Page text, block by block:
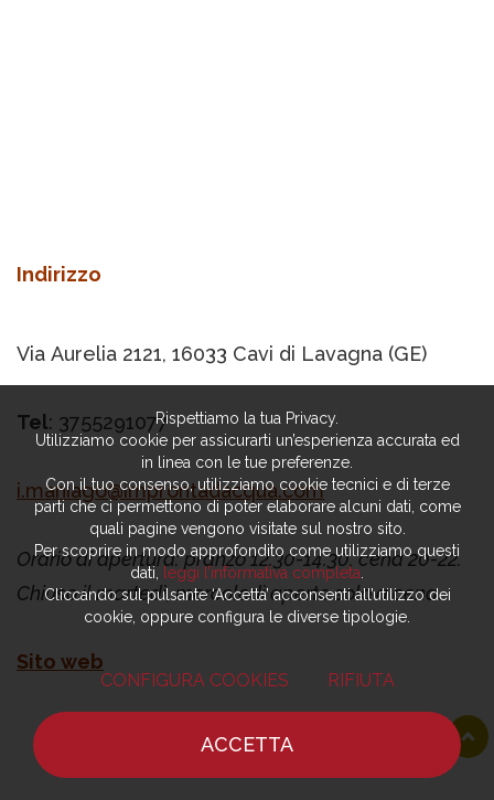
Indirizzo
Via Aurelia 2121, 16033 Cavi di Lavagna (GE)
Tel: 3755291077
i.maniago@improntadacqua.com
Orario di apertura: pranzo 12.30-14.30, cena 20-22.
Chiuso il martedì, mercoledì aperto solo a cena.
Sito web
Rispettiamo la tua Privacy.
Utilizziamo cookie per assicurarti un’esperienza accurata ed
in linea con le tue preferenze.
Con il tuo consenso, utilizziamo cookie tecnici e di terze
parti che ci permettono di poter elaborare alcuni dati, come
quali pagine vengono visitate sul nostro sito.
Per scoprire in modo approfondito come utilizziamo questi
dati,
leggi l’informativa completa
Cliccando sul pulsante ‘Accetta’ acconsenti all’utilizzo dei
cookie, oppure configura le diverse tipologie.
CONFIGURA COOKIES RIFIUTA
ACCETTA